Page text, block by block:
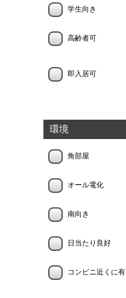
学生向き
高齢者可
即入居可
環境
角部屋
オール電化
南向き
日当たり良好
コンビニ近くに有